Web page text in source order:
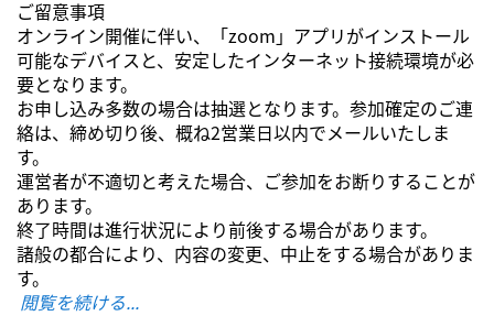
ご留意事項
オンライン開催に伴い、「zoom」アプリがインストール
可能なデバイスと、安定したインターネット接続環境が必
要となります。
お申し込み多数の場合は抽選となります。参加確定のご連
絡は、締め切り後、概ね2営業日以内でメールいたしま
す。
運営者が不適切と考えた場合、ご参加をお断りすることが
あります。
終了時間は進行状況により前後する場合があります。
諸般の都合により、内容の変更、中止をする場合がありま
す。
閲覧を続ける...